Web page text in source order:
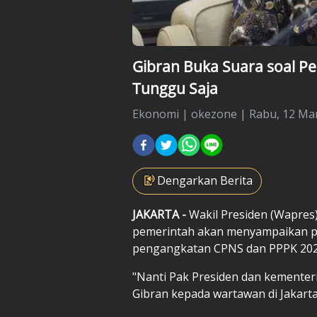
Gibran Buka Suara soal
Tunggu Saja
Ekonomi | okezone | Rabu, 12
Dengarkan Berita
JAKARTA -Wakil Presiden
pemerintah akan menyampaikan
pengangkatan CPNS dan PPPK
"Nanti Pak Presiden dan
Gibran kepada wartawan di